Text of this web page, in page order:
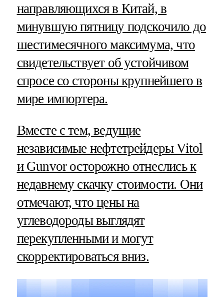
направляющихся в Китай, в
минувшую пятницу подскочило до
шестимесячного максимума, что
свидетельствует об устойчивом
спросе со стороны крупнейшего в
мире импортера.
Вместе с тем, ведущие
независимые нефтетрейдеры Vitol
и Gunvor осторожно отнеслись к
недавнему скачку стоимости. Они
отмечают, что цены на
углеводороды выглядят
перекупленными и могут
скорректироваться вниз.